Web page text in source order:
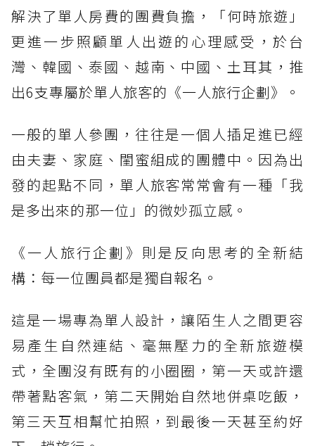
解決了單人房費的團費負擔，「何時旅遊」
更進一步照顧單人出遊的心理感受，於台
灣、韓國、泰國、越南、中國、土耳其，推
出6支專屬於單人旅客的《一人旅行企劃》。
一般的單人參團，往往是一個人插足進已經
由夫妻、家庭、閨蜜組成的團體中。因為出
發的起點不同，單人旅客常常會有一種「我
是多出來的那一位」的微妙孤立感。
《一人旅行企劃》則是反向思考的全新結
構：每一位團員都是獨自報名。
這是一場專為單人設計，讓陌生人之間更容
易產生自然連結、毫無壓力的全新旅遊模
式，全團沒有既有的小圈圈，第一天或許還
帶著點客氣，第二天開始自然地併桌吃飯，
第三天互相幫忙拍照，到最後一天甚至約好